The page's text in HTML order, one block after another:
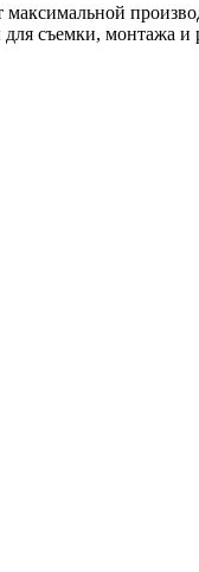
съемки, монтажа